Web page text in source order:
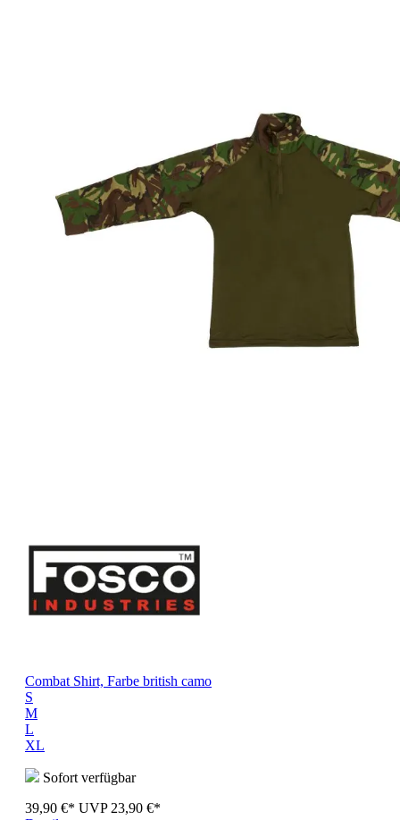
Combat Shirt, Farbe british camo
S
M
L
XL
Sofort verfügbar
39,90 €* UVP 23,90 €*